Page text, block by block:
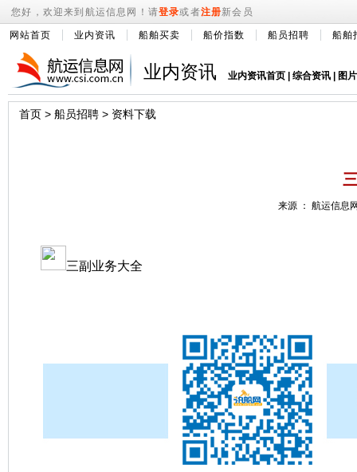
您好，欢迎来到航运信息网！请登录或者注册新会员
网站首页 业内资讯 船舶买卖 船价指数 船员招聘 船舶
业内资讯 业内资讯首页 综合资讯 图
首页 > 船员招聘 > 资料下载
来源 ： 航运信
三副业务大全